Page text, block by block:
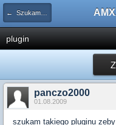
← Szukam pluginu
plugin
panczo2000
01.08.2009
szukam takiego pluginu